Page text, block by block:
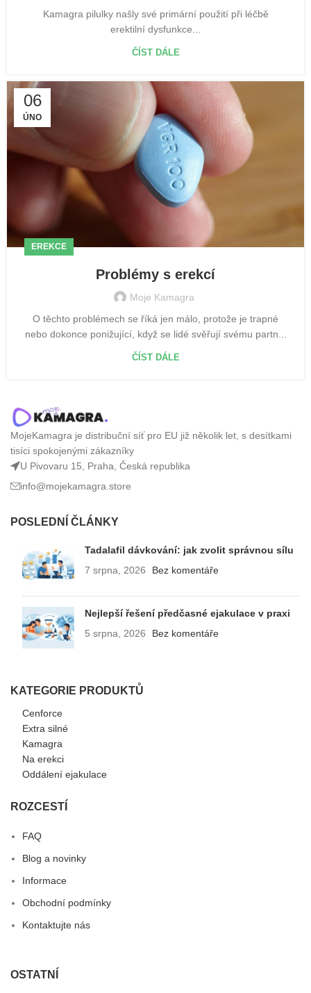
Kamagra pilulky našly své primární použití při léčbě
erektilní dysfunkce...
ČÍST DÁLE
06
ÚNO
EREKCE
Problémy s erekcí
Moje Kamagra
O těchto problémech se říká jen málo, protože je trapné
nebo dokonce ponižující, když se lidé svěřují svému partn...
ČÍST DÁLE
MojeKamagra je distribuční síť pro EU již několik let, s desítkami
tisíci spokojenými zákazníky
U Pivovaru 15, Praha, Česká republika
info@mojekamagra.store
POSLEDNÍ ČLÁNKY
Tadalafil dávkování: jak zvolit správnou sílu
7 srpna, 2026
Bez komentáře
Nejlepší řešení předčasné ejakulace v praxi
5 srpna, 2026
Bez komentáře
KATEGORIE PRODUKTŮ
Cenforce
Extra silné
Kamagra
Na erekci
Oddálení ejakulace
ROZCESTÍ
FAQ
Blog a novinky
Informace
Obchodní podmínky
Kontaktujte nás
OSTATNÍ